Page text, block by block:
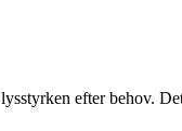
efter behov.